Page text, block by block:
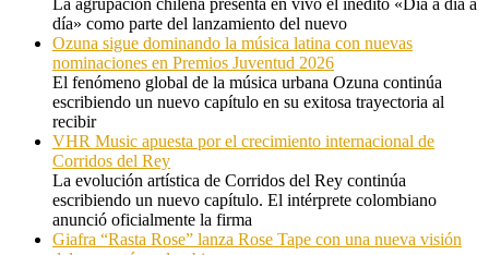
día» como parte del lanzamiento del nuevo
Ozuna sigue dominando la música latina con nuevas
nominaciones en Premios Juventud 2026
El fenómeno global de la música urbana Ozuna continúa
escribiendo un nuevo capítulo en su exitosa trayectoria al
recibir
VHR Music apuesta por el crecimiento internacional de
Corridos del Rey
La evolución artística de Corridos del Rey continúa
escribiendo un nuevo capítulo. El intérprete colombiano
anunció oficialmente la firma
Giafra “Rasta Rose” lanza Rose Tape con una nueva visión